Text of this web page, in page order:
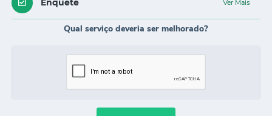
Obras
Carta de Serviços
Arquivos para Download
Enquete Ver Mais
Qual serviço deveria ser melhorado?